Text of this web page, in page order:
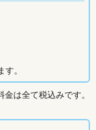
。
金は全て税込みです。